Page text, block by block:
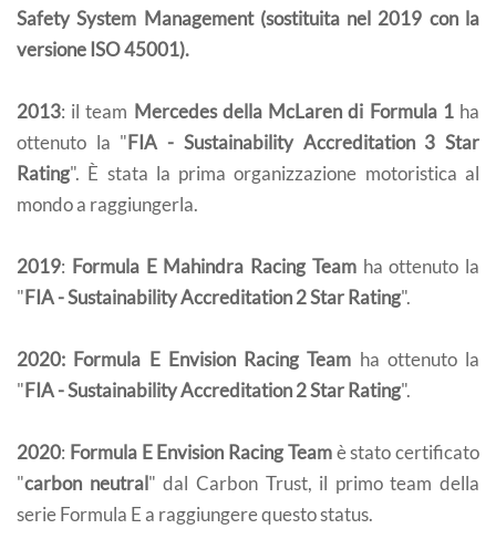
Safety System Management (sostituita nel 2019 con la
versione ISO 45001).
2013: il team Mercedes della McLaren di Formula 1ha
ottenuto la "FIA - Sustainability Accreditation 3 Star
Rating". È stata la prima organizzazione motoristica al
mondo a raggiungerla.
2019: Formula E Mahindra Racing Teamha ottenuto la
"FIA - Sustainability Accreditation 2 Star Rating".
2020: Formula E Envision Racing Team ha ottenuto la
"FIA - Sustainability Accreditation 2 Star Rating".
2020: Formula E Envision Racing Teamè stato certificato
"carbon neutral" dal Carbon Trust, il primo team della
serie Formula E a raggiungere questo status.